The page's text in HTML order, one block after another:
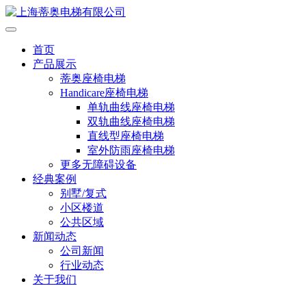
首页
产品展示
蒂奥座椅电梯
Handicare座椅电梯
单轨曲线座椅电梯
双轨曲线座椅电梯
直线型座椅电梯
室外防雨座椅电梯
更多无障碍设备
经典案例
别墅/复式
小区楼道
公共区域
新闻动态
公司新闻
行业动态
关于我们